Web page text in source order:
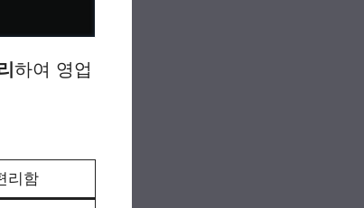
하여 영업
리함